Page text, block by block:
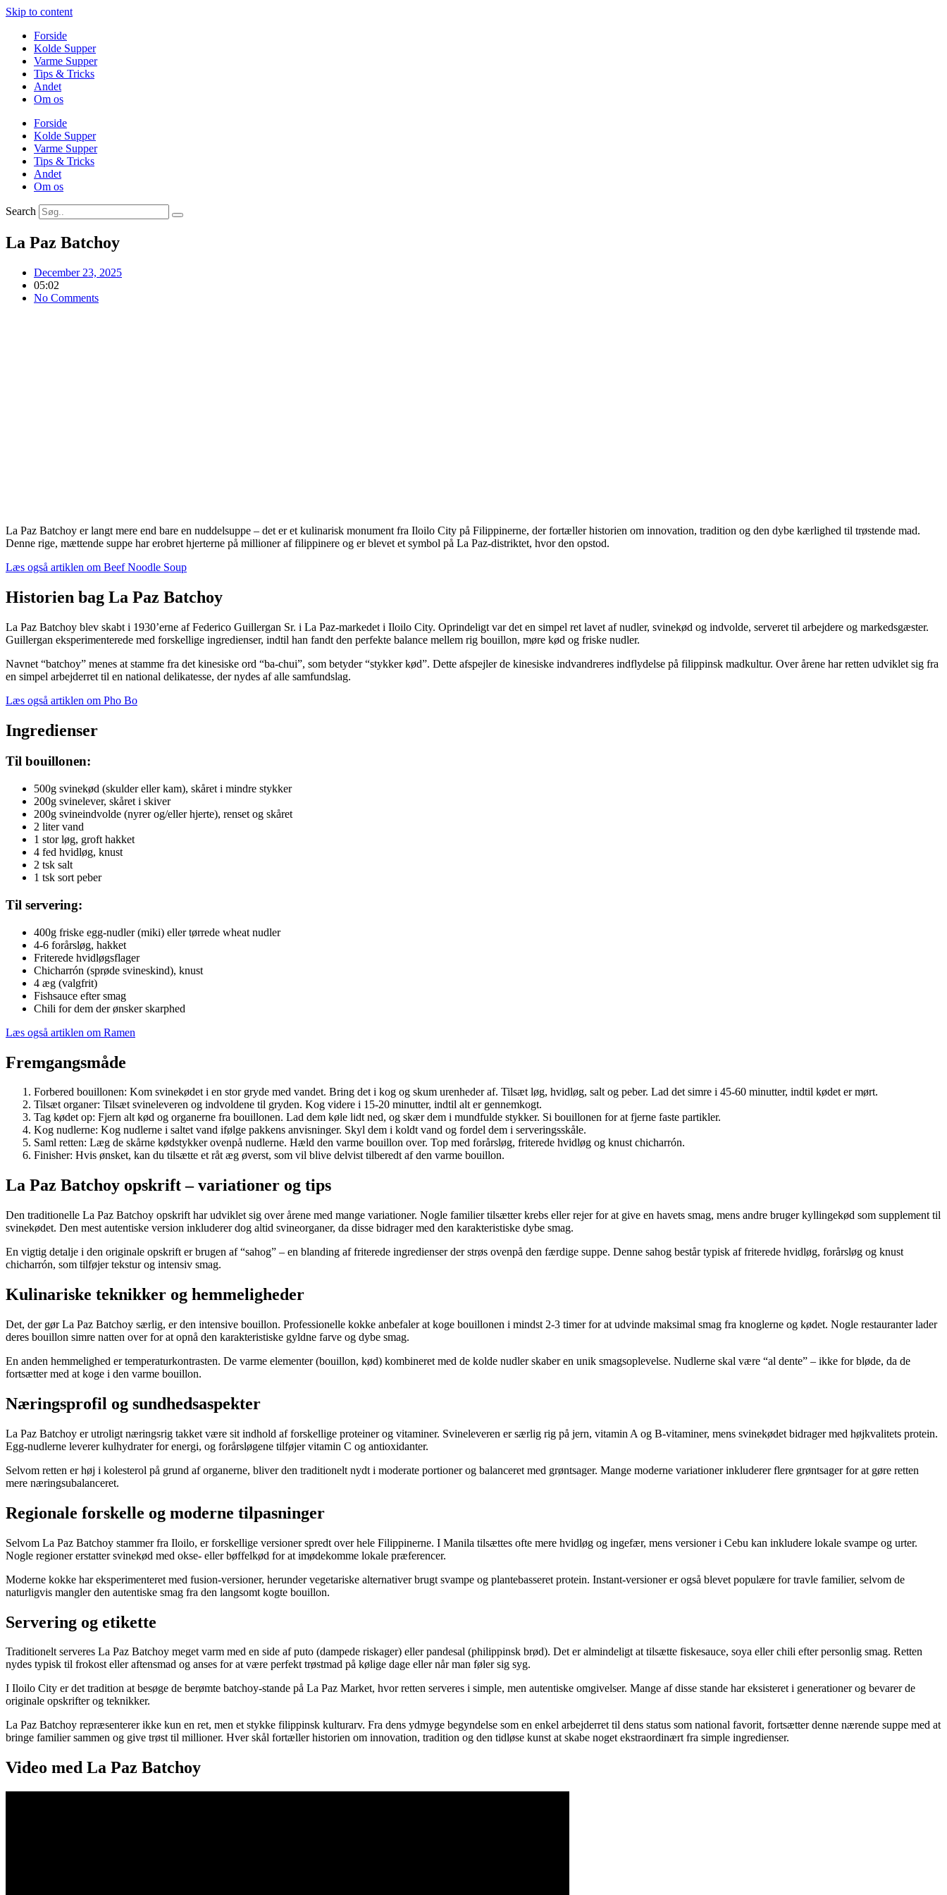
Skip to content
Forside
Kolde Supper
Varme Supper
Tips & Tricks
Andet
Om os
Forside
Kolde Supper
Varme Supper
Tips & Tricks
Andet
Om os
Search
La Paz Batchoy
December 23, 2025
05:02
No Comments
La Paz Batchoy er langt mere end bare en nuddelsuppe – det er et kulinarisk monument fra Iloilo City på Filippinerne, der fortæller historien om innovation, tradition og den dybe kærlighed til trøstende mad.
Denne rige, mættende suppe har erobret hjerterne på millioner af filippinere og er blevet et symbol på La Paz-distriktet, hvor den opstod.
Læs også artiklen om Beef Noodle Soup
Historien bag La Paz Batchoy
La Paz Batchoy blev skabt i 1930’erne af Federico Guillergan Sr. i La Paz-markedet i Iloilo City. Oprindeligt var det en simpel ret lavet af nudler, svinekød og indvolde, serveret til arbejdere og markedsgæster.
Guillergan eksperimenterede med forskellige ingredienser, indtil han fandt den perfekte balance mellem rig bouillon, møre kød og friske nudler.
Navnet “batchoy” menes at stamme fra det kinesiske ord “ba-chui”, som betyder “stykker kød”. Dette afspejler de kinesiske indvandreres indflydelse på filippinsk madkultur. Over årene har retten udviklet sig fra
en simpel arbejderret til en national delikatesse, der nydes af alle samfundslag.
Læs også artiklen om Pho Bo
Ingredienser
Til bouillonen:
500g svinekød (skulder eller kam), skåret i mindre stykker
200g svinelever, skåret i skiver
200g svineindvolde (nyrer og/eller hjerte), renset og skåret
2 liter vand
1 stor løg, groft hakket
4 fed hvidløg, knust
2 tsk salt
1 tsk sort peber
Til servering:
400g friske egg-nudler (miki) eller tørrede wheat nudler
4-6 forårsløg, hakket
Friterede hvidløgsflager
Chicharrón (sprøde svineskind), knust
4 æg (valgfrit)
Fishsauce efter smag
Chili for dem der ønsker skarphed
Læs også artiklen om Ramen
Fremgangsmåde
Forbered bouillonen: Kom svinekødet i en stor gryde med vandet. Bring det i kog og skum urenheder af. Tilsæt løg, hvidløg, salt og peber. Lad det simre i 45-60 minutter, indtil kødet er mørt.
Tilsæt organer: Tilsæt svineleveren og indvoldene til gryden. Kog videre i 15-20 minutter, indtil alt er gennemkogt.
Tag kødet op: Fjern alt kød og organerne fra bouillonen. Lad dem køle lidt ned, og skær dem i mundfulde stykker. Si bouillonen for at fjerne faste partikler.
Kog nudlerne: Kog nudlerne i saltet vand ifølge pakkens anvisninger. Skyl dem i koldt vand og fordel dem i serveringsskåle.
Saml retten: Læg de skårne kødstykker ovenpå nudlerne. Hæld den varme bouillon over. Top med forårsløg, friterede hvidløg og knust chicharrón.
Finisher: Hvis ønsket, kan du tilsætte et råt æg øverst, som vil blive delvist tilberedt af den varme bouillon.
La Paz Batchoy opskrift – variationer og tips
Den traditionelle La Paz Batchoy opskrift har udviklet sig over årene med mange variationer. Nogle familier tilsætter krebs eller rejer for at give en havets smag, mens andre bruger kyllingekød som supplement til
svinekødet. Den mest autentiske version inkluderer dog altid svineorganer, da disse bidrager med den karakteristiske dybe smag.
En vigtig detalje i den originale opskrift er brugen af “sahog” – en blanding af friterede ingredienser der strøs ovenpå den færdige suppe. Denne sahog består typisk af friterede hvidløg, forårsløg og knust
chicharrón, som tilføjer tekstur og intensiv smag.
Kulinariske teknikker og hemmeligheder
Det, der gør La Paz Batchoy særlig, er den intensive bouillon. Professionelle kokke anbefaler at koge bouillonen i mindst 2-3 timer for at udvinde maksimal smag fra knoglerne og kødet. Nogle restauranter lader
deres bouillon simre natten over for at opnå den karakteristiske gyldne farve og dybe smag.
En anden hemmelighed er temperaturkontrasten. De varme elementer (bouillon, kød) kombineret med de kolde nudler skaber en unik smagsoplevelse. Nudlerne skal være “al dente” – ikke for bløde, da de
fortsætter med at koge i den varme bouillon.
Næringsprofil og sundhedsaspekter
La Paz Batchoy er utroligt næringsrig takket være sit indhold af forskellige proteiner og vitaminer. Svineleveren er særlig rig på jern, vitamin A og B-vitaminer, mens svinekødet bidrager med højkvalitets protein.
Egg-nudlerne leverer kulhydrater for energi, og forårsløgene tilføjer vitamin C og antioxidanter.
Selvom retten er høj i kolesterol på grund af organerne, bliver den traditionelt nydt i moderate portioner og balanceret med grøntsager. Mange moderne variationer inkluderer flere grøntsager for at gøre retten
mere næringsubalanceret.
Regionale forskelle og moderne tilpasninger
Selvom La Paz Batchoy stammer fra Iloilo, er forskellige versioner spredt over hele Filippinerne. I Manila tilsættes ofte mere hvidløg og ingefær, mens versioner i Cebu kan inkludere lokale svampe og urter.
Nogle regioner erstatter svinekød med okse- eller bøffelkød for at imødekomme lokale præferencer.
Moderne kokke har eksperimenteret med fusion-versioner, herunder vegetariske alternativer brugt svampe og plantebasseret protein. Instant-versioner er også blevet populære for travle familier, selvom de
naturligvis mangler den autentiske smag fra den langsomt kogte bouillon.
Servering og etikette
Traditionelt serveres La Paz Batchoy meget varm med en side af puto (dampede riskager) eller pandesal (philippinsk brød). Det er almindeligt at tilsætte fiskesauce, soya eller chili efter personlig smag. Retten
nydes typisk til frokost eller aftensmad og anses for at være perfekt trøstmad på kølige dage eller når man føler sig syg.
I Iloilo City er det tradition at besøge de berømte batchoy-stande på La Paz Market, hvor retten serveres i simple, men autentiske omgivelser. Mange af disse stande har eksisteret i generationer og bevarer de
originale opskrifter og teknikker.
La Paz Batchoy repræsenterer ikke kun en ret, men et stykke filippinsk kulturarv. Fra dens ydmyge begyndelse som en enkel arbejderret til dens status som national favorit, fortsætter denne nærende suppe med at
bringe familier sammen og give trøst til millioner. Hver skål fortæller historien om innovation, tradition og den tidløse kunst at skabe noget ekstraordinært fra simple ingredienser.
Video med La Paz Batchoy